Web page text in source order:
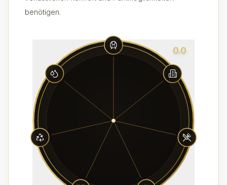
benötigen.
0.0